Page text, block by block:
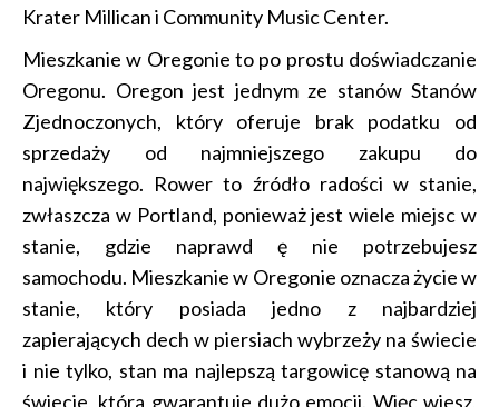
Krater Millican i Community Music Center.
Mieszkanie w Oregonie to po prostu doświadczanie
Oregonu. Oregon jest jednym ze stanów Stanów
Zjednoczonych, który oferuje brak podatku od
sprzedaży od najmniejszego zakupu do
największego. Rower to źródło radości w stanie,
zwłaszcza w Portland, ponieważ jest wiele miejsc w
stanie, gdzie naprawd ę nie potrzebujesz
samochodu. Mieszkanie w Oregonie oznacza życie w
stanie, który posiada jedno z najbardziej
zapierających dech w piersiach wybrzeży na świecie
i nie tylko, stan ma najlepszą targowicę stanową na
świecie, która gwarantuje dużo emocji. Więc wiesz,